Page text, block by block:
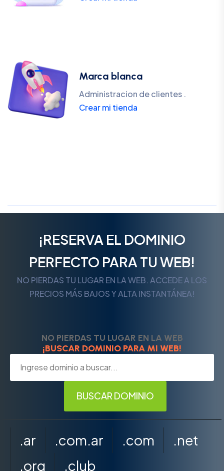
Marca blanca
Administracion de clientes .
Crear mi tienda
¡RESERVA EL DOMINIO
PERFECTO PARA TU WEB!
NO PIERDAS TU LUGAR EN LA WEB. ACCEDE A LOS
PRECIOS MÁS BAJOS Y ALTA INSTANTÁNEA!
NO PIERDAS TU LUGAR EN LA WEB
¡BUSCAR DOMINIO PARA MI WEB!
.ar .com.ar .com
.net
.org
.club